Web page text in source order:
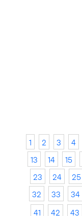
1 2 3 4
13
14 15
23
24 25
32
33 34
41
42 43